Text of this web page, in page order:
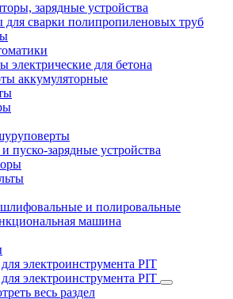
зарядные устройства
для сварки полипропиленовых труб
электрические для бетона
аккумуляторные
пуско-зарядные устройства
и полировальные
машина
электроинструмента PIT
электроинструмента PIT
весь раздел